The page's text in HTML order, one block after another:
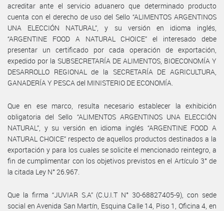
acreditar ante el servicio aduanero que determinado producto
cuenta con el derecho de uso del Sello “ALIMENTOS ARGENTINOS
UNA ELECCIÓN NATURAL”, y su versión en idioma inglés,
“ARGENTINE FOOD A NATURAL CHOICE” el interesado debe
presentar un certificado por cada operación de exportación,
expedido por la SUBSECRETARÍA DE ALIMENTOS, BIOECONOMÍA Y
DESARROLLO REGIONAL de la SECRETARÍA DE AGRICULTURA,
GANADERÍA Y PESCA del MINISTERIO DE ECONOMÍA.
Que en ese marco, resulta necesario establecer la exhibición
obligatoria del Sello “ALIMENTOS ARGENTINOS UNA ELECCIÓN
NATURAL”, y su versión en idioma inglés “ARGENTINE FOOD A
NATURAL CHOICE” respecto de aquellos productos destinados a la
exportación y para los cuales se solicite el mencionado reintegro, a
fin de cumplimentar con los objetivos previstos en el Artículo 3° de
la citada Ley N° 26.967.
Que la firma “JUVIAR S.A” (C.U.I.T N° 30-68827405-9), con sede
social en Avenida San Martín, Esquina Calle 14, Piso 1, Oficina 4, en